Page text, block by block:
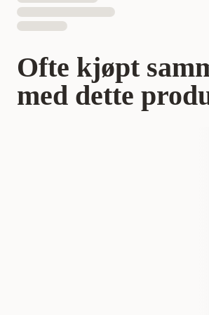
Ofte kjøpt
med dette